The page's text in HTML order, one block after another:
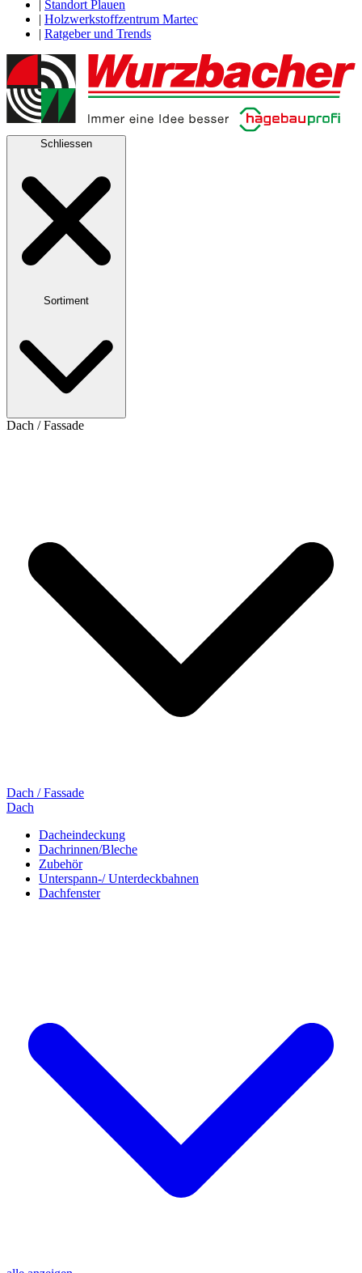
| Standort Plauen
| Holzwerkstoffzentrum Martec
| Ratgeber und Trends
Schliessen
Sortiment
Dach / Fassade
Dach / Fassade
Dach
Dacheindeckung
Dachrinnen/Bleche
Zubehör
Unterspann-/ Unterdeckbahnen
Dachfenster